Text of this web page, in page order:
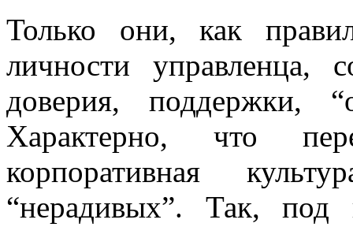
Только они, как
личности управленца,
доверия, поддержки,
Характерно, что
корпоративная
“нерадивых”. Так, под